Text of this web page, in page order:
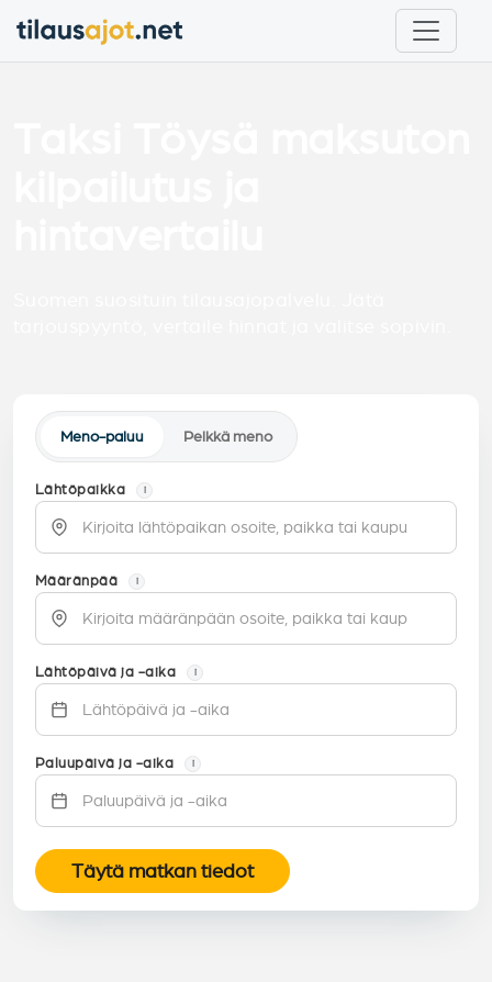
Meno-paluu Pelkkä meno
Lähtöpaikka i
Määränpää i
Lähtöpäivä ja -aika i
Paluupäivä ja -aika i
Täytä matkan tiedot